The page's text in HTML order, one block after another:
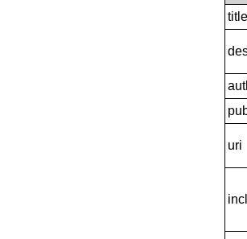
title
uri